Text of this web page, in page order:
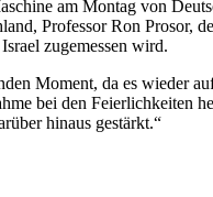
am Montag von
Professor Ron
zugemessen wird.
Moment, da es wieder
bei den Feierlichkeiten
hinaus gestärkt.“